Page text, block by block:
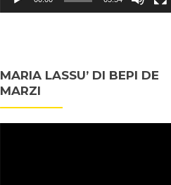
MARIA LASSU’ DI BEPI DE
MARZI